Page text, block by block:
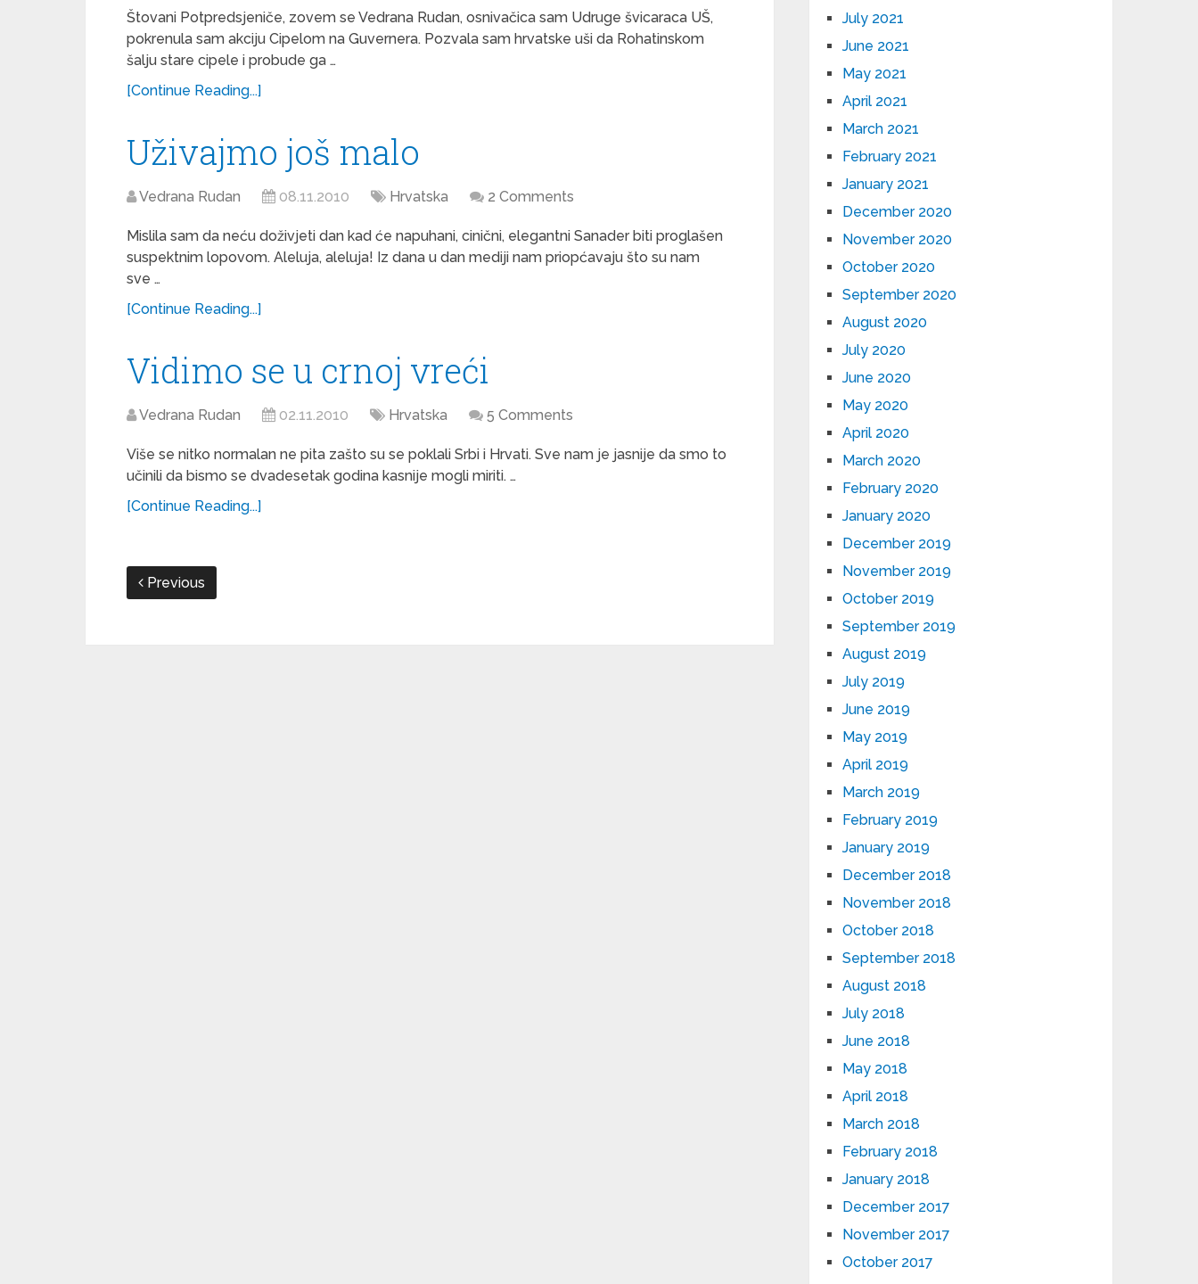
Štovani Potpredsjeniče, zovem se Vedrana Rudan, osnivačica sam Udruge švicaraca UŠ,
pokrenula sam akciju Cipelom na Guvernera. Pozvala sam hrvatske uši da Rohatinskom
šalju stare cipele i probude ga …
[Continue Reading...]
Uživajmo još malo
Vedrana Rudan 08.11.2010 Hrvatska 2 Comments
Mislila sam da neću doživjeti dan kad će napuhani, cinični, elegantni Sanader biti proglašen
suspektnim lopovom. Aleluja, aleluja! Iz dana u dan mediji nam priopćavaju što su nam
sve …
[Continue Reading...]
Vidimo se u crnoj vreći
Vedrana Rudan 02.11.2010 Hrvatska 5 Comments
Više se nitko normalan ne pita zašto su se poklali Srbi i Hrvati. Sve nam je jasnije da smo to
učinili da bismo se dvadesetak godina kasnije mogli miriti. …
[Continue Reading...]
Previous
July 2021
June 2021
May 2021
April 2021
March 2021
February 2021
January 2021
December 2020
November 2020
October 2020
September 2020
August 2020
July 2020
June 2020
May 2020
April 2020
March 2020
February 2020
January 2020
December 2019
November 2019
October 2019
September 2019
August 2019
July 2019
June 2019
May 2019
April 2019
March 2019
February 2019
January 2019
December 2018
November 2018
October 2018
September 2018
August 2018
July 2018
June 2018
May 2018
April 2018
March 2018
February 2018
January 2018
December 2017
November 2017
October 2017